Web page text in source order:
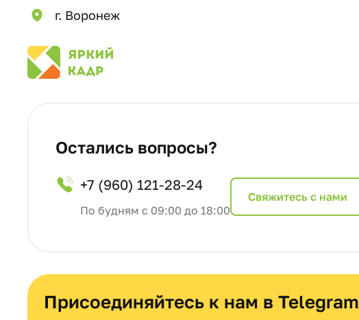
г. Воронеж
Остались вопросы?
+7 (960) 121-28-24
По будням с 09:00 до 18:00
Cвяжитесь с нами
Присоединяйтесь к нам в Telegram